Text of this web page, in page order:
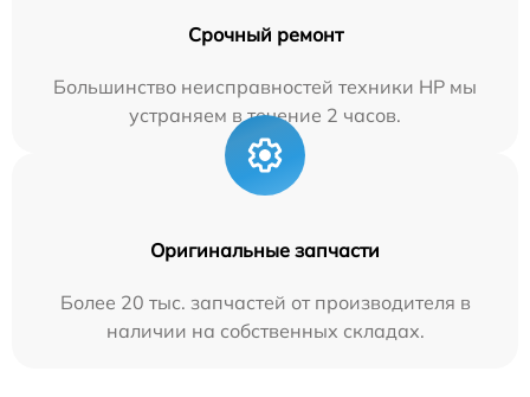
Срочный ремонт
Большинство неисправностей техники HP мы
устраняем в течение 2 часов.
Оригинальные запчасти
Более 20 тыс. запчастей от производителя в
наличии на собственных складах.